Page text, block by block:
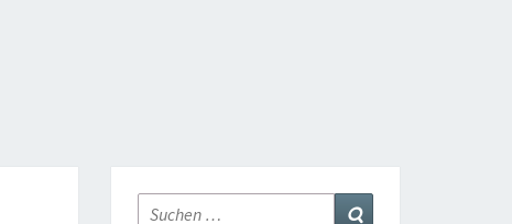
Suchen
Suchen